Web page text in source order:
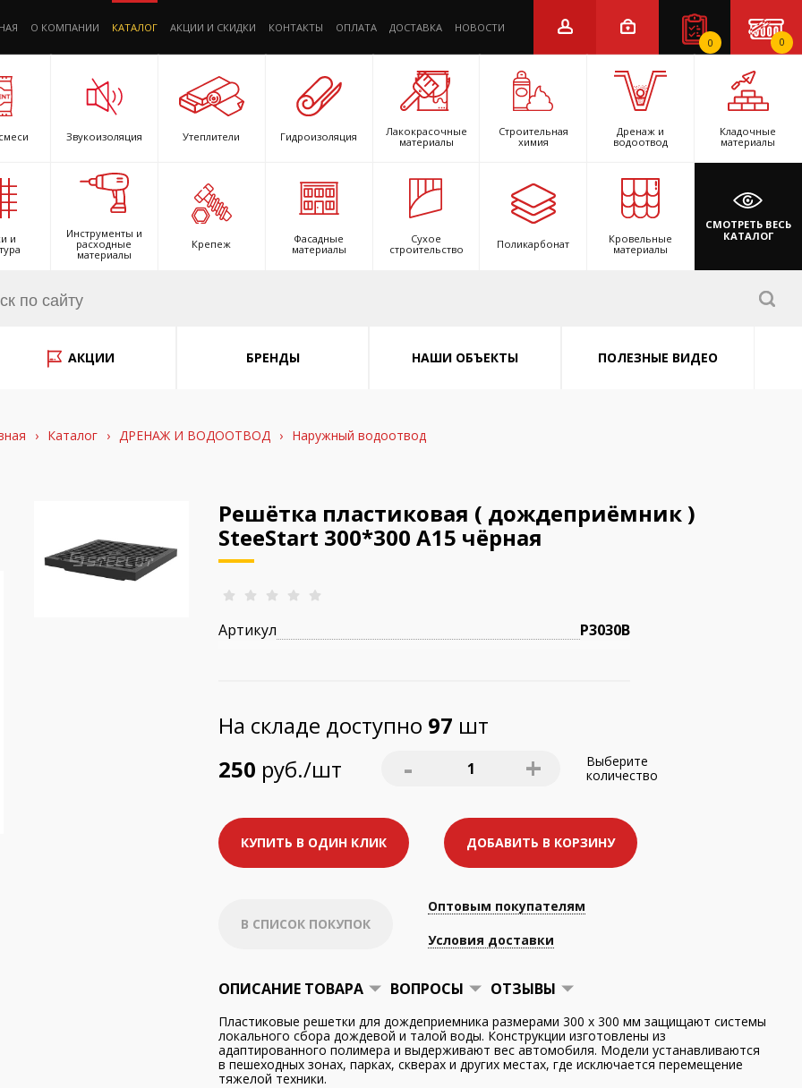
О КОМПАНИИ КАТАЛОГ АКЦИИ И СКИДКИ КОНТАКТЫ ОПЛАТА ДОСТАВКА НОВОСТИ
0 0
Звукоизоляция Утеплители Гидроизоляция
Лакокрасочные
материалы
Строительная
химия
Дренаж и
водоотвод
Кладочные
материалы
и
Инструменты и
расходные
материалы
Крепеж
Фасадные
материалы
Сухое
строительство
Поликарбонат
Кровельные
материалы
СМОТРЕТЬ ВЕСЬ
КАТАЛОГ
АКЦИИ БРЕНДЫ НАШИ ОБЪЕКТЫ ПОЛЕЗНЫЕ ВИДЕО
› Каталог › ДРЕНАЖ И ВОДООТВОД › Наружный водоотвод
Решётка пластиковая ( дождеприёмник )
SteeStart 300*300 A15 чёрная
Артикул Р3030В
На складе доступно 97 шт
250 руб./шт - 1 +
Выберите
количество
КУПИТЬ В ОДИН КЛИК ДОБАВИТЬ В КОРЗИНУ
В СПИСОК ПОКУПОК
Оптовым покупателям
Условия доставки
ОПИСАНИЕ ТОВАРА ВОПРОСЫ ОТЗЫВЫ
Пластиковые решетки для дождеприемника размерами 300 х 300 мм защищают системы
локального сбора дождевой и талой воды. Конструкции изготовлены из
адаптированного полимера и выдерживают вес автомобиля. Модели устанавливаются
в пешеходных зонах, парках, скверах и других местах, где исключается перемещение
тяжелой техники.